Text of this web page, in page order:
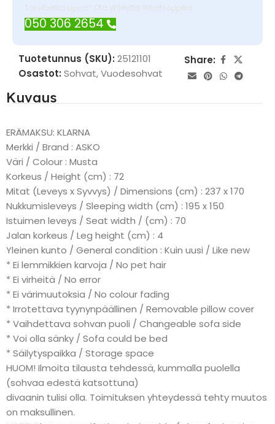
Tarvitsetko apua? Ota yhteyttä WhatsAppilla
050 306 2654
Tuotetunnus (SKU): 25121101
Osastot: Sohvat,Vuodesohvat
Share:
Kuvaus
ERÄMAKSU: KLARNA
Merkki / Brand : ASKO
Väri / Colour : Musta
Korkeus / Height (cm) : 72
Mitat (Leveys x Syvvys) / Dimensions (cm) : 237 x 170
Nukkumisleveys / Sleeping width (cm) : 195 x 150
Istuimen leveys / Seat width / (cm) : 70
Jalan korkeus / Leg height (cm) : 4
Yleinen kunto / General condition : Kuin uusi / Like new
* Ei lemmikkien karvoja / No pet hair
* Ei virheitä / No error
* Ei värimuutoksia / No colour fading
* Irrotettava tyynynpäällinen / Removable pillow cover
* Vaihdettava sohvan puoli / Changeable sofa side
* Voi olla sänky / Sofa could be bed
* Säilytyspaikka / Storage space
HUOM! Ilmoita tilausta tehdessä, kummalla puolella
(sohvaa edestä katsottuna)
divaanin tulisi olla. Toimituksen yhteydessä tehty muutos
on maksullinen.